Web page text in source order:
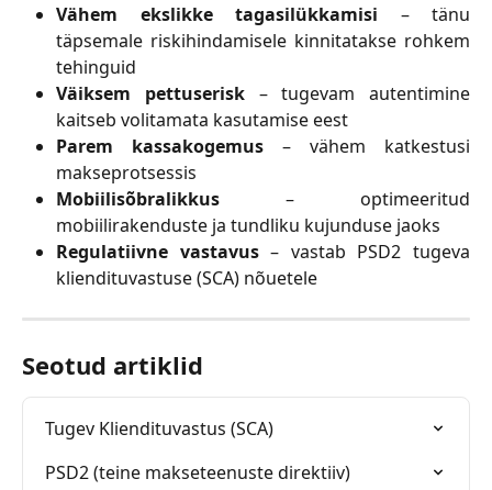
Vähem ekslikke tagasilükkamisi – tänu
täpsemale riskihindamisele kinnitatakse rohkem
tehinguid
Väiksem pettuserisk– tugevam autentimine
kaitseb volitamata kasutamise eest
Parem kassakogemus – vähem katkestusi
makseprotsessis
Mobiilisõbralikkus – optimeeritud
mobiilirakenduste ja tundliku kujunduse jaoks
Regulatiivne vastavus– vastab PSD2 tugeva
kliendituvastuse (SCA) nõuetele
Seotud artiklid
Tugev Kliendituvastus (SCA)
PSD2 (teine makseteenuste direktiiv)